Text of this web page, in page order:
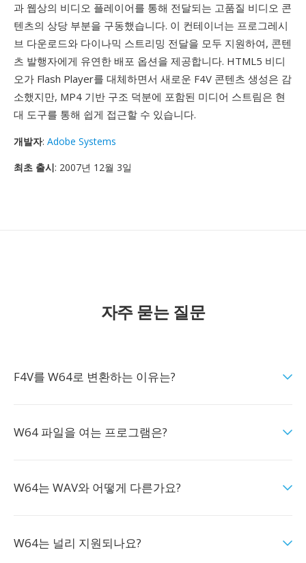
과 웹상의 비디오 플레이어를 통해 전달되는 고품질 비디오 콘
텐츠의 상당 부분을 구동했습니다. 이 컨테이너는 프로그레시
브 다운로드와 다이나믹 스트리밍 전달을 모두 지원하여, 콘텐
츠 발행자에게 유연한 배포 옵션을 제공합니다. HTML5 비디
오가 Flash Player를 대체하면서 새로운 F4V 콘텐츠 생성은 감
소했지만, MP4 기반 구조 덕분에 포함된 미디어 스트림은 현
대 도구를 통해 쉽게 접근할 수 있습니다.
개발자: Adobe Systems
최초 출시: 2007년 12월 3일
자주 묻는 질문
F4V를 W64로 변환하는 이유는?
W64 파일을 여는 프로그램은?
W64는 WAV와 어떻게 다른가요?
W64는 널리 지원되나요?